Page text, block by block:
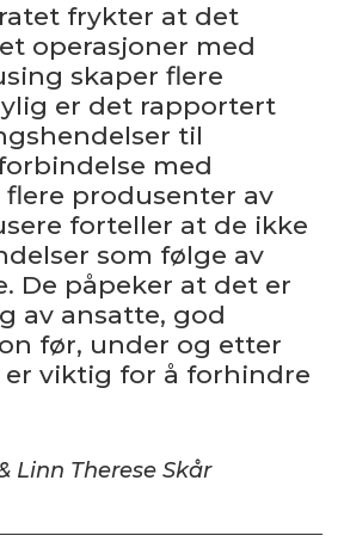
frykter at det
operasjoner med
skaper flere
er det rapportert
til
med
flere produsenter av
forteller at de ikke
som følge av
De påpeker at det er
av ansatte, god
før, under og etter
er viktig for å forhindre
Linn Therese Skår